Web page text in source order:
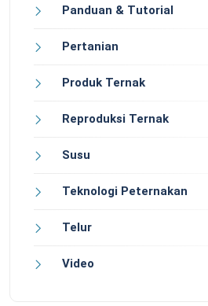
Panduan & Tutorial
Pertanian
Produk Ternak
Reproduksi Ternak
Susu
Teknologi Peternakan
Telur
Video